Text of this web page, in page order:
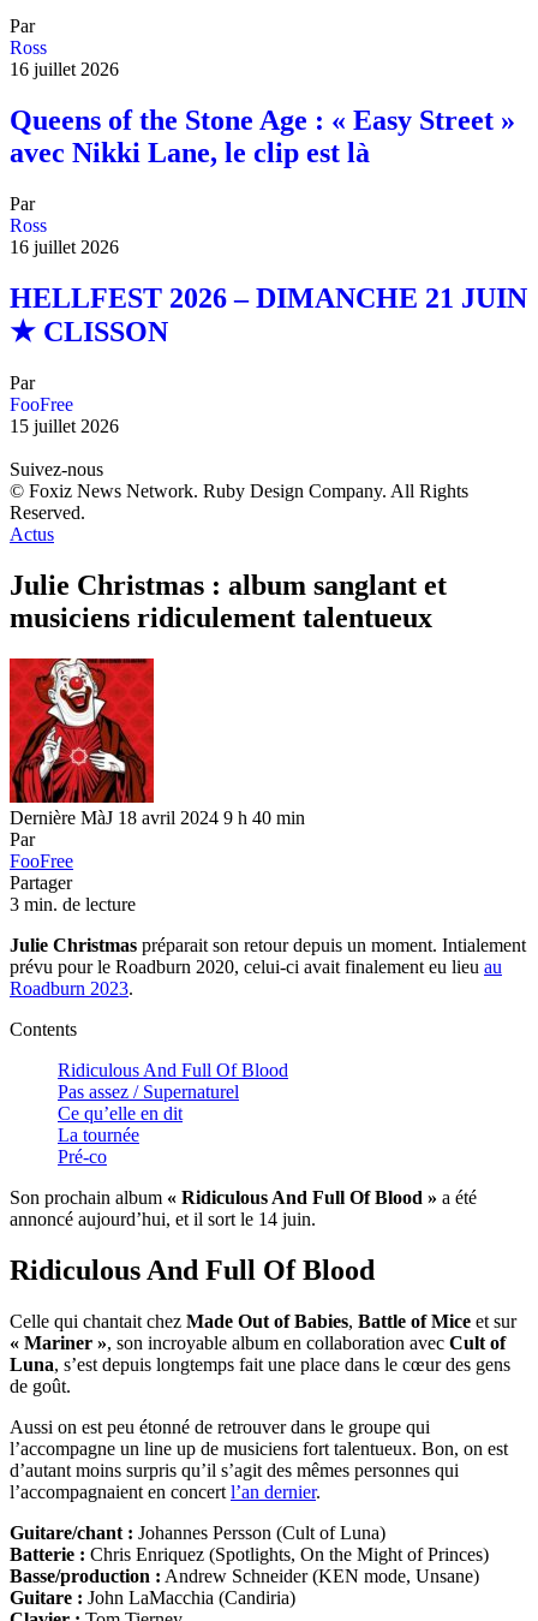
Par
Ross
16 juillet 2026
Queens of the Stone Age : « Easy Street »
avec Nikki Lane, le clip est là
Par
Ross
16 juillet 2026
HELLFEST 2026 – DIMANCHE 21 JUIN
★ CLISSON
Par
FooFree
15 juillet 2026
Suivez-nous
© Foxiz News Network. Ruby Design Company. All Rights
Reserved.
Actus
Julie Christmas : album sanglant et
musiciens ridiculement talentueux
Dernière MàJ 18 avril 2024 9 h 40 min
Par
FooFree
Partager
3 min. de lecture
Julie Christmas préparait son retour depuis un moment. Intialement
prévu pour le Roadburn 2020, celui-ci avait finalement eu lieu au
Roadburn 2023.
Contents
Ridiculous And Full Of Blood
Pas assez / Supernaturel
Ce qu’elle en dit
La tournée
Pré-co
Son prochain album « Ridiculous And Full Of Blood » a été
annoncé aujourd’hui, et il sort le 14 juin.
Ridiculous And Full Of Blood
Celle qui chantait chez Made Out of Babies, Battle of Mice et sur
« Mariner », son incroyable album en collaboration avec Cult of
Luna, s’est depuis longtemps fait une place dans le cœur des gens
de goût.
Aussi on est peu étonné de retrouver dans le groupe qui
l’accompagne un line up de musiciens fort talentueux. Bon, on est
d’autant moins surpris qu’il s’agit des mêmes personnes qui
l’accompagnaient en concert l’an dernier.
Guitare/chant : Johannes Persson (Cult of Luna)
Batterie : Chris Enriquez (Spotlights, On the Might of Princes)
Basse/production : Andrew Schneider (KEN mode, Unsane)
Guitare : John LaMacchia (Candiria)